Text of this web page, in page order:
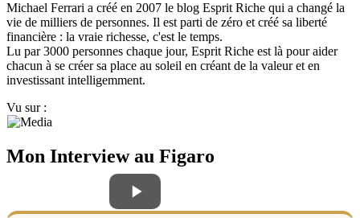
Michael Ferrari a créé en 2007 le blog Esprit Riche qui a changé la
vie de milliers de personnes. Il est parti de zéro et créé sa liberté
financière : la vraie richesse, c'est le temps.
Lu par 3000 personnes chaque jour, Esprit Riche est là pour aider
chacun à se créer sa place au soleil en créant de la valeur et en
investissant intelligemment.
Vu sur :
Mon Interview au Figaro